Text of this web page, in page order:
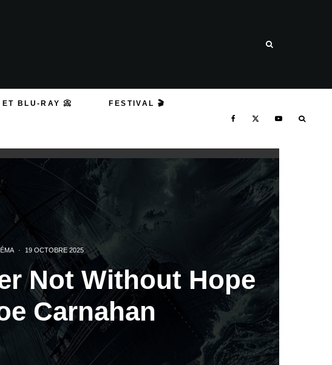
ET BLU-RAY 📀 FESTIVAL 🎬
· 19 OCTOBRE 2025
Not Without Hope
Carnahan